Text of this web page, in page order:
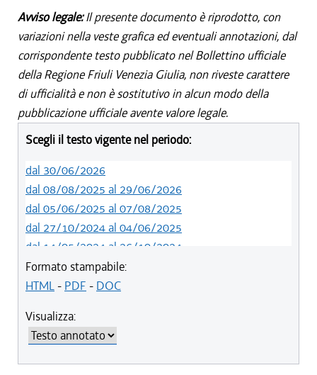
Avviso legale:Il presente documento è riprodotto, con
variazioni nella veste grafica ed eventuali annotazioni, dal
corrispondente testo pubblicato nel Bollettino ufficiale
della Regione Friuli Venezia Giulia, non riveste carattere
di ufficialità e non è sostitutivo in alcun modo della
pubblicazione ufficiale avente valore legale.
Scegli il testo vigente nel periodo:
dal 30/06/2026
dal 08/08/2025 al 29/06/2026
dal 05/06/2025 al 07/08/2025
dal 27/10/2024 al 04/06/2025
dal 14/05/2024 al 26/10/2024
dal 09/04/2024 al 13/05/2024
dal 15/02/2024 al 08/04/2024
dal 01/01/2021 al 31/12/2023
dal 10/08/2019 al 31/12/2020
dal 11/07/2019 al 09/08/2019
Formato stampabile:
HTML- PDF - DOC
Visualizza: